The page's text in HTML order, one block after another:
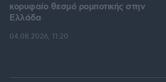
κορυφαίο θεσμό ρομποτικής στην
Ελλάδα
04.08.2026, 11:20